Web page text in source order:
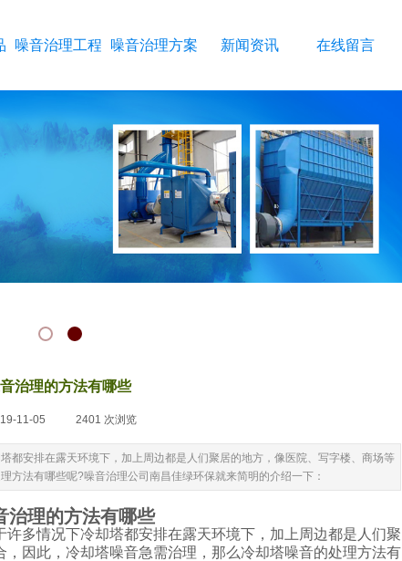
噪音治理工程 噪音治理方案 新闻资讯 在线留言
治理的方法有哪些
11-05 2401 次浏览
都安排在露天环境下，加上周边都是人们聚居的地方，像医院、写字楼、商场等
方法有哪些呢?噪音治理公司南昌佳绿环保就来简明的介绍一下：
治理的方法有哪些
情况下冷却塔都安排在露天环境下，加上周边都是人们聚
因此，冷却塔噪音急需治理，那么冷却塔噪音的处理方法有